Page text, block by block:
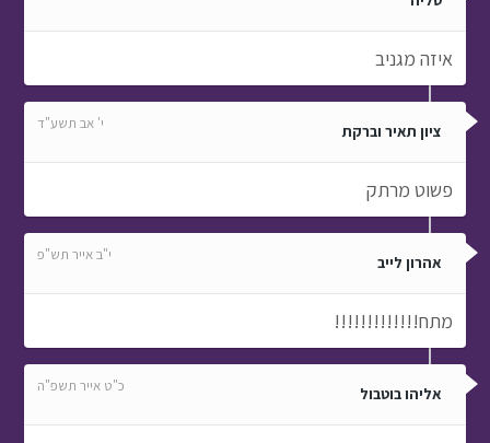
איזה מגניב
ציון תאיר וברקת י' אב תשע"ד
פשוט מרתק
אהרון לייב י"ב אייר תש"פ
מתח!!!!!!!!!!!!!
אליהו בוטבול כ"ט אייר תשפ"ה